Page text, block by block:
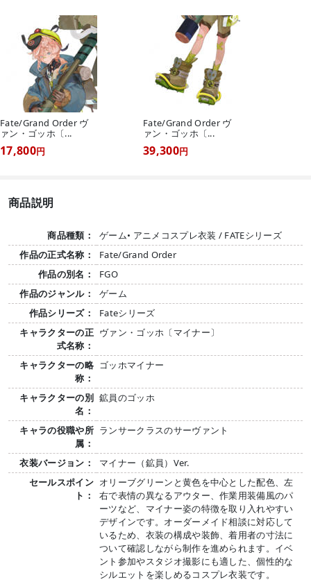
Fate/Grand Order ヴ
ァン・ゴッホ〔...
17,800円
Fate/Grand Order ヴ
ァン・ゴッホ〔...
39,300円
商品説明
商品種類：
ゲーム• アニメコスプレ衣装 / FATEシリーズ
作品の正式名称：
Fate/Grand Order
作品の別名：
FGO
作品のジャンル：
ゲーム
作品シリーズ：
Fateシリーズ
キャラクターの正
式名称：
ヴァン・ゴッホ〔マイナー〕
キャラクターの略
称：
ゴッホマイナー
キャラクターの別
名：
鉱員のゴッホ
キャラの役職や所
属：
ランサークラスのサーヴァント
衣装バージョン：
マイナー（鉱員）Ver.
セールスポイン
ト：
オリーブグリーンと黄色を中心とした配色、左
右で表情の異なるアウター、作業用装備風のパ
ーツなど、マイナー姿の特徴を取り入れやすい
デザインです。オーダーメイド相談に対応して
いるため、衣装の構成や装飾、着用者の寸法に
ついて確認しながら制作を進められます。イベ
ント参加やスタジオ撮影にも適した、個性的な
シルエットを楽しめるコスプレ衣装です。